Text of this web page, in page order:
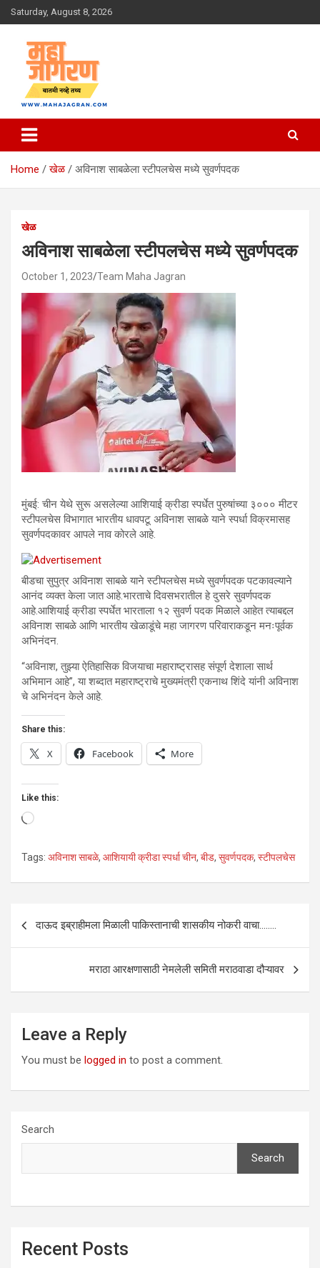
Skip
to
Saturday, August 8, 2026
महा जागरण
Home खेळ अविनाश साबळेला स्टीपलचेस मध्ये सुवर्णपदक
खेळ
अविनाश साबळेला स्टीपलचेस मध्ये सुवर्णपदक
October 1, 2023 Team Maha Jagran
मुंबई: चीन येथे सुरू असलेल्या आशियाई क्रीडा स्पर्धेत पुरुषांच्या ३००० मीटर
स्टीपलचेस विभागात भारतीय धावपटू अविनाश साबळे याने स्पर्धा विक्रमासह
सुवर्णपदकावर आपले नाव कोरले आहे.
बीडचा सुपुत्र अविनाश साबळे याने स्टीपलचेस मध्ये सुवर्णपदक पटकावल्याने
आनंद व्यक्त केला जात आहे.भारताचे दिवसभरातील हे दुसरे सुवर्णपदक
आहे.आशियाई क्रीडा स्पर्धेत भारताला १२ सुवर्ण पदक मिळाले आहेत त्याबद्दल
अविनाश साबळे आणि भारतीय खेळाडूंचे महा जागरण परिवाराकडून मनःपूर्वक
अभिनंदन.
“अविनाश, तुझ्या ऐतिहासिक विजयाचा महाराष्ट्रासह संपूर्ण देशाला सार्थ
अभिमान आहे”, या शब्दात महाराष्ट्राचे मुख्यमंत्री एकनाथ शिंदे यांनी अविनाश
चे अभिनंदन केले आहे.
Share this:
X Facebook More
Like this:
Loading…
Tags: अविनाश साबळे, आशियायी क्रीडा स्पर्धा चीन, बीड, सुवर्णपदक, स्टीपलचेस
navigation
दाऊद इब्राहीमला मिळाली पाकिस्तानाची शासकीय नोकरी वाचा……..
मराठा आरक्षणासाठी नेमलेली समिती मराठवाडा दौऱ्यावर
Leave a Reply
You must be logged in to post a comment.
Search
Search
Recent Posts